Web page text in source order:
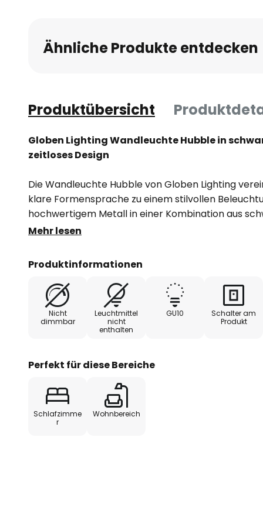
Ähnliche Produkte entdecken
Produktübersicht
Globen Lighting Wandleuchte Hubble in
zeitloses Design
Die Wandleuchte Hubble von Globen Lighting
klare Formensprache zu einem stilvollen
hochwertigem Metall in einer Kombination aus
messinggebürsteten Akzenten, setzt sie gezielte
harmonische Atmosphäre.
Ideal für den Einsatz im Schlafzimmer oder
Hubble nicht nur funktionales Licht, sondern auch
Kombination aus den kontrastierenden Farben
verleiht jedem Raum eine besondere Note und
Mehr lesen
Produktinformationen
Nicht
dimmbar
Leuchtmittel
nicht
enthalten
GU10
Schalter am
Produkt
Perfekt für diese Bereiche
Schlafzimme
r
Wohnbereich